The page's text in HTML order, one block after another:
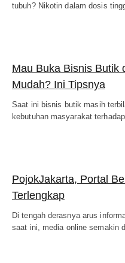
tubuh? Nikotin dalam dosis
Mau Buka Bisnis Butik
Mudah? Ini Tipsnya
Saat ini bisnis butik masih
kebutuhan masyarakat
PojokJakarta, Portal
Terlengkap
Di tengah derasnya arus
saat ini, media online semakin